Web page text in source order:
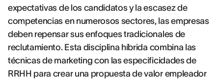
expectativas de los candidatos y la escasez de
competencias en numerosos sectores, las empresas
deben repensar sus enfoques tradicionales de
reclutamiento. Esta disciplina híbrida combina las
técnicas de marketing con las especificidades de
RRHH para crear una propuesta de valor empleador